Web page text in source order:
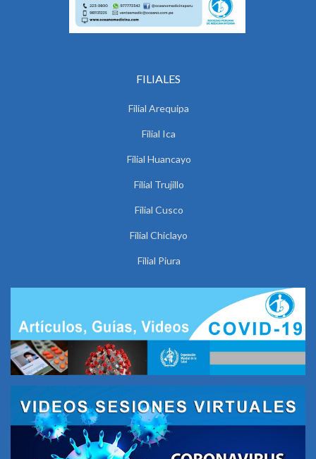
FILIALES
Filial Arequipa
Filial Ica
Filial Huancayo
Filial Trujillo
Filial Cusco
Filial Chiclayo
Filial Piura